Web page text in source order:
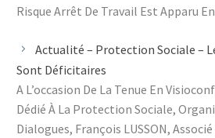
Risque Arrêt De Travail Est Apparu
Actualité – Protection Sociale –
Sont Déficitaires
A L’occasion De La Tenue En
Dédié À La Protection Sociale,
Dialogues, François LUSSON,